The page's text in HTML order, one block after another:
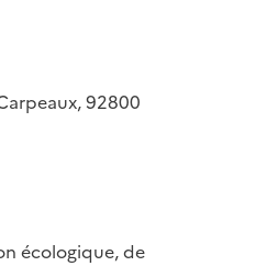
92800
écologique, de